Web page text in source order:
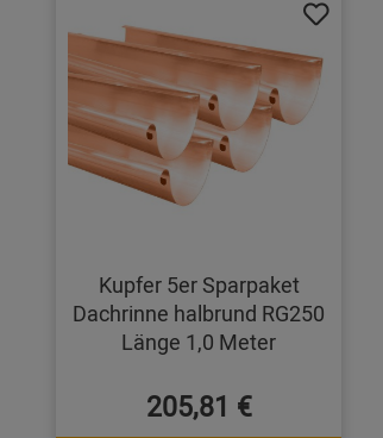
Kupfer 5er Sparpaket
Dachrinne halbrund RG250
Länge 1,0 Meter
205,81 €